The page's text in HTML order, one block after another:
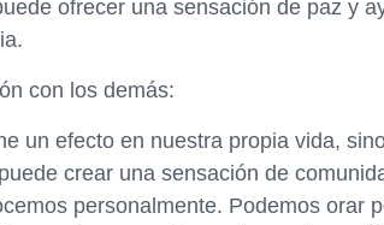
ofrecer una sensación de paz y
con los demás:
un efecto en nuestra propia vida,
crear una sensación de
personalmente. Podemos orar